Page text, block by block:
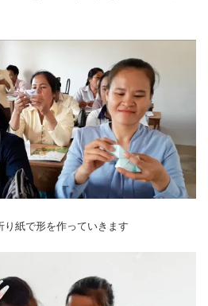
り紙で形を作っていきます